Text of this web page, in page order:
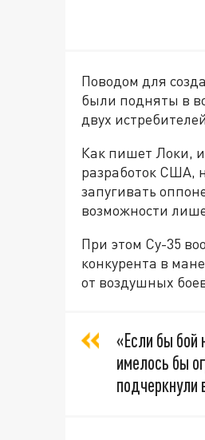
Поводом для
были подняты в
двух
Как пишет Локи,
разработок США,
запугивать
возможности
При этом Су-35
конкурента в
от воздушных
«Если бы бой
имелось бы